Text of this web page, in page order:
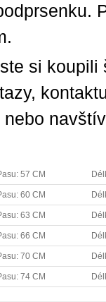
si
57 CM
60 CM
63 CM
66 CM
70 CM
74 CM